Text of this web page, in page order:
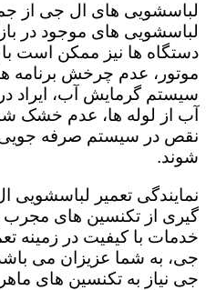
لباسشویی های ال جی از
لباسشویی های موجود در
دستگاه ها نیز ممکن است
موتور، عدم چرخش
سیستم گرمایش آب، ایراد
آب از لوله ها، عدم خشک
نقص در سیستم صرفه
شوند.
نمایندگی تعمیر لباسشویی
گیری از تکنسین های مجرب
خدمات با کیفیت در زمینه
جی، به شما عزیزان می
جی نیاز به تکنسین های